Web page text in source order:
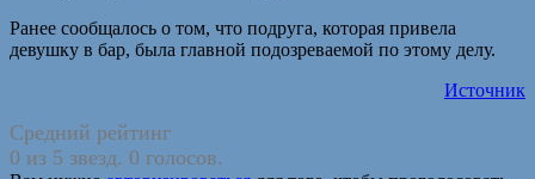
Ранее сообщалось о том, что подруга, которая привела
девушку в бар, была главной подозреваемой по этому делу.
Источник
Средний рейтинг
0 из 5 звезд. 0 голосов.